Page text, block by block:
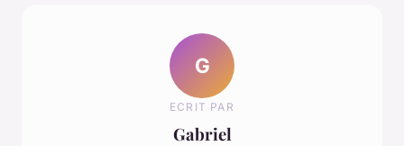
G
ECRIT PAR
Gabriel